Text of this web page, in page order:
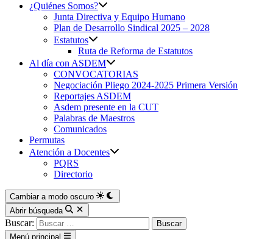
¿Quiénes Somos?
Junta Directiva y Equipo Humano
Plan de Desarrollo Sindical 2025 – 2028
Estatutos
Ruta de Reforma de Estatutos
Al día con ASDEM
CONVOCATORIAS
Negociación Pliego 2024-2025 Primera Versión
Reportajes ASDEM
Asdem presente en la CUT
Palabras de Maestros
Comunicados
Permutas
Atención a Docentes
PQRS
Directorio
Cambiar a modo oscuro
Abrir búsqueda
Buscar:
Menú principal